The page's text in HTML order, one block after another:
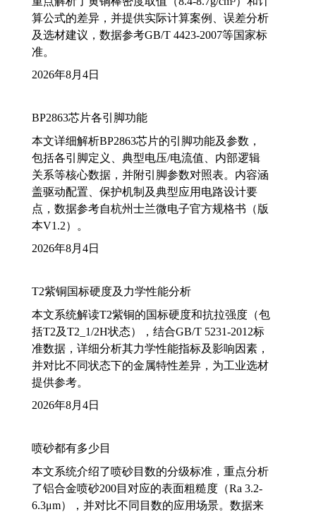
算公式的差异，并提供实际计算案例、误差分析
及选材建议，数据参考GB/T 4423-2007等国家标
准。
2026年8月4日
BP2863芯片各引脚功能
本文详细解析BP2863芯片的引脚功能及参数，
包括各引脚定义、典型电压/电流值、内部逻辑
关系等核心数据，并附引脚参数对照表。内容涵
盖驱动配置、保护机制及典型应用电路设计要
点，数据参考自杭州士兰微电子官方规格书（版
本V1.2）。
2026年8月4日
T2紫铜国标硬度及力学性能分析
本文系统解读T2紫铜的国标硬度和抗拉强度（包
括T2及T2_1/2H状态），结合GB/T 5231-2012标
准数据，详细分析其力学性能指标及影响因素，
并对比不同状态下的金属特性差异，为工业选材
提供参考。
2026年8月4日
喷砂都有多少目
本文系统介绍了喷砂目数的分级标准，重点分析
了铝合金喷砂200目对应的表面粗糙度（Ra 3.2-
6.3μm），并对比不同目数的应用场景。数据来